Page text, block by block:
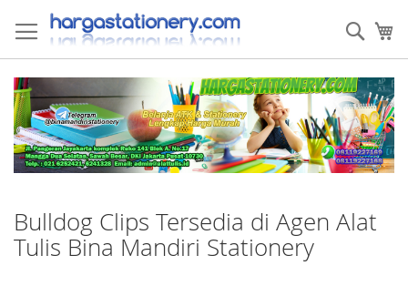
to
Content
Bulldog Clips Tersedia di Agen Alat
Tulis Bina Mandiri Stationery